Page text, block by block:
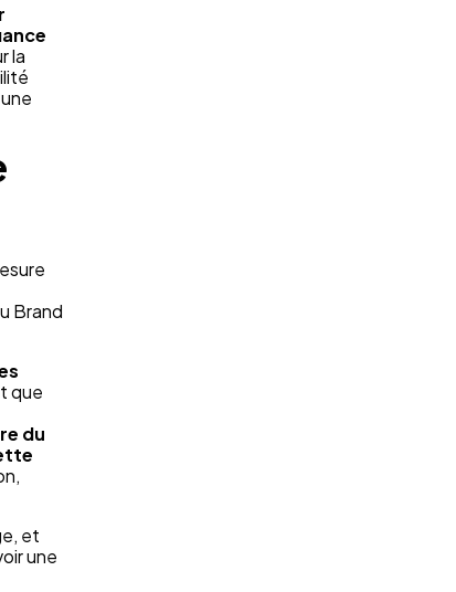
la
Brand
que
du
et
une